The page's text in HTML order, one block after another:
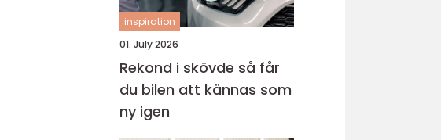
inspiration
01. July 2026
Rekond i skövde så får
du bilen att kännas som
ny igen